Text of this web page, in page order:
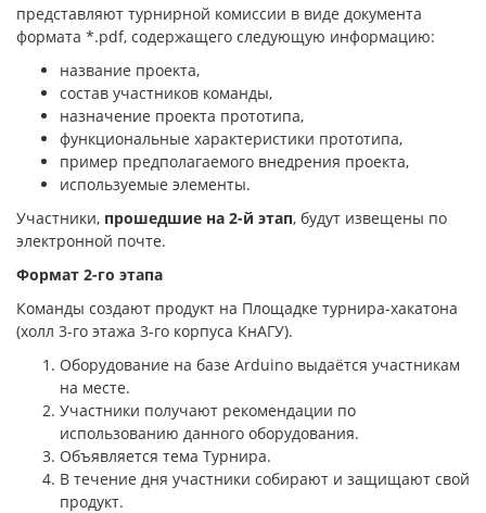
представляют турнирной комиссии в виде документа
формата *.pdf, содержащего следующую информацию:
название проекта,
состав участников команды,
назначение проекта прототипа,
функциональные характеристики прототипа,
пример предполагаемого внедрения проекта,
используемые элементы.
Участники, прошедшие на 2-й этап, будут извещены по
электронной почте.
Формат 2-го этапа
Команды создают продукт на Площадке турнира-хакатона
(холл 3-го этажа 3-го корпуса КнАГУ).
Оборудование на базе Arduino выдаётся участникам
на месте.
Участники получают рекомендации по
использованию данного оборудования.
Объявляется тема Турнира.
В течение дня участники собирают и защищают свой
продукт.